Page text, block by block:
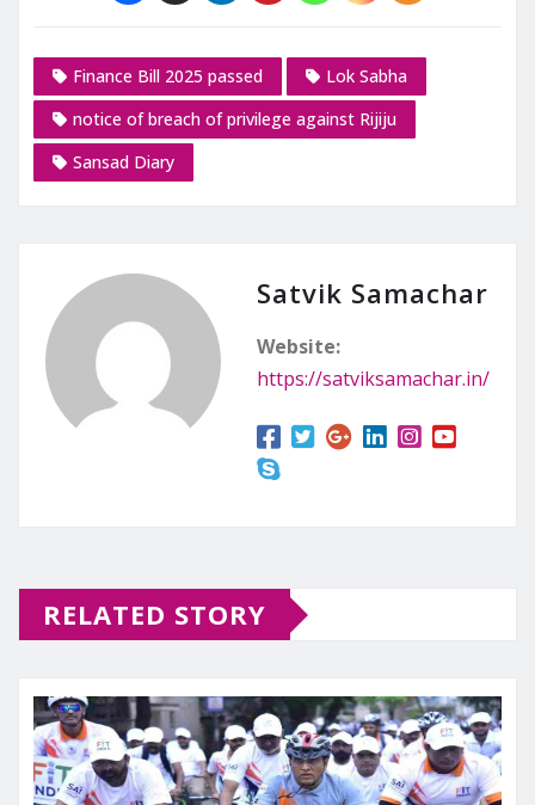
Finance Bill 2025 passed
Lok Sabha
notice of breach of privilege against Rijiju
Sansad Diary
Satvik Samachar
Website:
https://satviksamachar.in/
RELATED STORY